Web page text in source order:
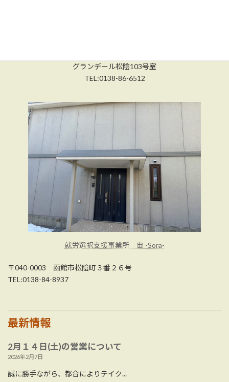
グランデール松陰103号室
TEL:0138-86-6512
就労選択支援事業所 宙 -Sora-
〒040-0003 函館市松陰町３番２６号
TEL:0138-84-8937
最新情報
2月１４日(土)の営業について
2026年2月7日
誠に勝手ながら、都合によりテイク...